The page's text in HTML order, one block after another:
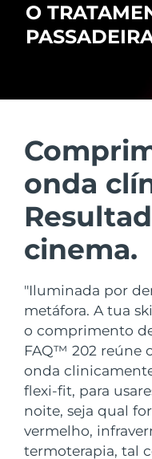
O
onda
cinema.
"Iluminada por
metáfora. A tua
o comprimento
FAQ™ 202 reúne
onda
flexi-fit, para
noite, seja qual
vermelho,
termoterapia, tal
issa™ Teeth
FAQ™ Dual LED
POPULAR
Ofertas especiais
Terapia com luz
Polski
Türkçe
简
País de envio
Estados Unidos
Reino Unido
Espanha
Austrália
França
Alemanha
Canadá
Austrália